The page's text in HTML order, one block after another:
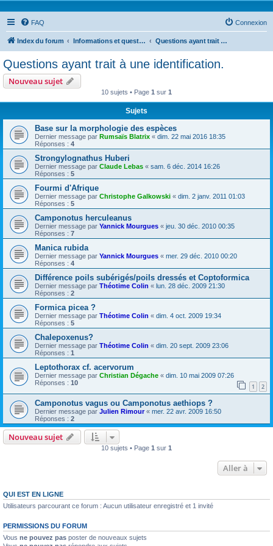
FAQ Connexion
Index du forum Informations et questions taxonomiques Questions ayant trait à une identification.
Questions ayant trait à une identification.
Nouveau sujet
10 sujets • Page 1 sur 1
Sujets
Base sur la morphologie des espèces
Dernier message par Rumsaïs Blatrix « dim. 22 mai 2016 18:35
Réponses : 4
Strongylognathus Huberi
Dernier message par Claude Lebas « sam. 6 déc. 2014 16:26
Réponses : 5
Fourmi d'Afrique
Dernier message par Christophe Galkowski « dim. 2 janv. 2011 01:03
Réponses : 5
Camponotus herculeanus
Dernier message par Yannick Mourgues « jeu. 30 déc. 2010 00:35
Réponses : 7
Manica rubida
Dernier message par Yannick Mourgues « mer. 29 déc. 2010 00:20
Réponses : 4
Différence poils subérigés/poils dressés et Coptoformica
Dernier message par Théotime Colin « lun. 28 déc. 2009 21:30
Réponses : 2
Formica picea ?
Dernier message par Théotime Colin « dim. 4 oct. 2009 19:34
Réponses : 5
Chalepoxenus?
Dernier message par Théotime Colin « dim. 20 sept. 2009 23:06
Réponses : 1
Leptothorax cf. acervorum
Dernier message par Christian Dégache « dim. 10 mai 2009 07:26
Réponses : 10 1 2
Camponotus vagus ou Camponotus aethiops ?
Dernier message par Julien Rimour« mer. 22 avr. 2009 16:50
Réponses : 2
Nouveau sujet
10 sujets • Page 1 sur 1
Aller à
QUI EST EN LIGNE
Utilisateurs parcourant ce forum : Aucun utilisateur enregistré et 1 invité
PERMISSIONS DU FORUM
Vous ne pouvez pas poster de nouveaux sujets